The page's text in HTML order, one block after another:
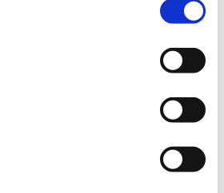
interprofessions porcines régionales
et du conseil d’administration, il